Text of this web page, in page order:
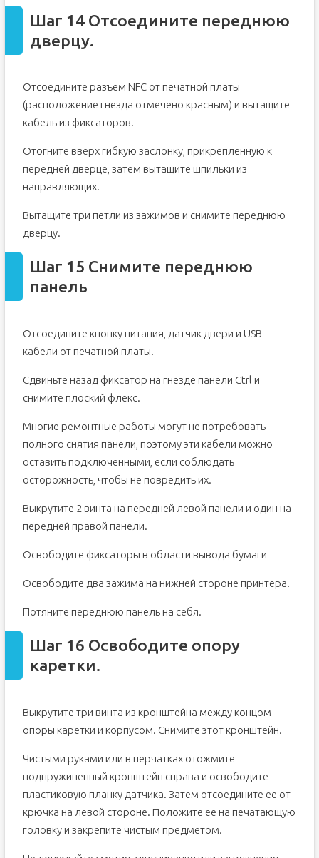
Шаг 14 Отсоедините переднюю
дверцу.
Отсоедините разъем NFC от печатной платы
(расположение гнезда отмечено красным) и вытащите
кабель из фиксаторов.
Отогните вверх гибкую заслонку, прикрепленную к
передней дверце, затем вытащите шпильки из
направляющих.
Вытащите три петли из зажимов и снимите переднюю
дверцу.
Шаг 15 Снимите переднюю
панель
Отсоедините кнопку питания, датчик двери и USB-
кабели от печатной платы.
Сдвиньте назад фиксатор на гнезде панели Ctrl и
снимите плоский флекс.
Многие ремонтные работы могут не потребовать
полного снятия панели, поэтому эти кабели можно
оставить подключенными, если соблюдать
осторожность, чтобы не повредить их.
Выкрутите 2 винта на передней левой панели и один на
передней правой панели.
Освободите фиксаторы в области вывода бумаги
Освободите два зажима на нижней стороне принтера.
Потяните переднюю панель на себя.
Шаг 16 Освободите опору
каретки.
Выкрутите три винта из кронштейна между концом
опоры каретки и корпусом. Снимите этот кронштейн.
Чистыми руками или в перчатках отожмите
подпружиненный кронштейн справа и освободите
пластиковую планку датчика. Затем отсоедините ее от
крючка на левой стороне. Положите ее на печатающую
головку и закрепите чистым предметом.